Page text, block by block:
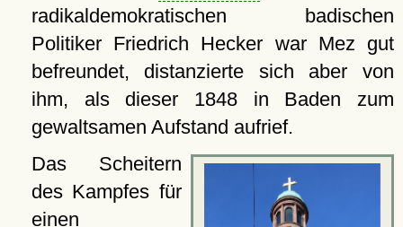
radikaldemokratischen badischen
Politiker Friedrich Hecker war Mez gut
befreundet, distanzierte sich aber von
ihm, als dieser 1848 in Baden zum
gewaltsamen Aufstand aufrief.
Das Scheitern
des Kampfes für
einen